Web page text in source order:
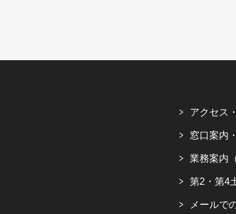
アクセス
窓口案内
業務案内
第2・第4
メールで